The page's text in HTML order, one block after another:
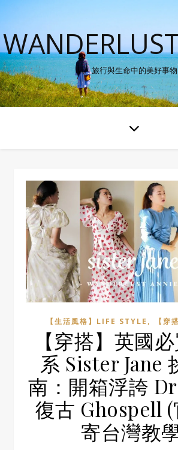
旅行與生命中的美好事物
【生活風格】LIFE STYLE , 【穿
【穿搭】英國
系 Sister Jane
南：開箱浮誇
復古 Ghospell
寄台灣教